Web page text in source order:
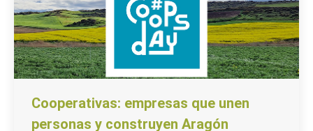
Cooperativas: empresas que unen
personas y construyen Aragón